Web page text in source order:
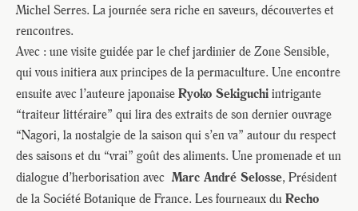
Michel Serres. La journée sera riche en saveurs, découvertes et
rencontres.
Avec : une visite guidée par le chef jardinier de Zone Sensible,
qui vous initiera aux principes de la permaculture. Une encontre
ensuite avec l’auteure japonaise Ryoko Sekiguchi intrigante
“traiteur littéraire” qui lira des extraits de son dernier ouvrage
“Nagori, la nostalgie de la saison qui s’en va” autour du respect
des saisons et du “vrai” goût des aliments. Une promenade et un
dialogue d’herborisation avecMarc André Selosse, Président
de la Société Botanique de France. Les fourneaux du Recho